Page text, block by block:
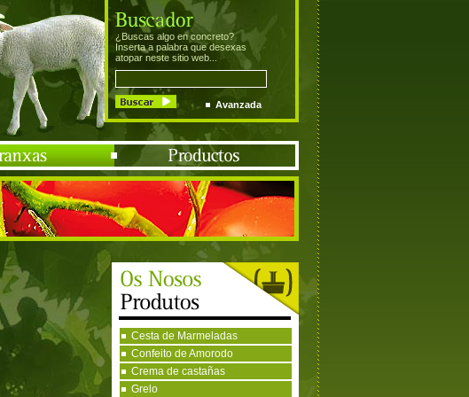
¿Buscas algo en concreto?
Inserta a palabra que desexas
atopar neste sitio web...
Avanzada
Cesta de Marmeladas
Confeito de Amorodo
Crema de castañas
Grelo